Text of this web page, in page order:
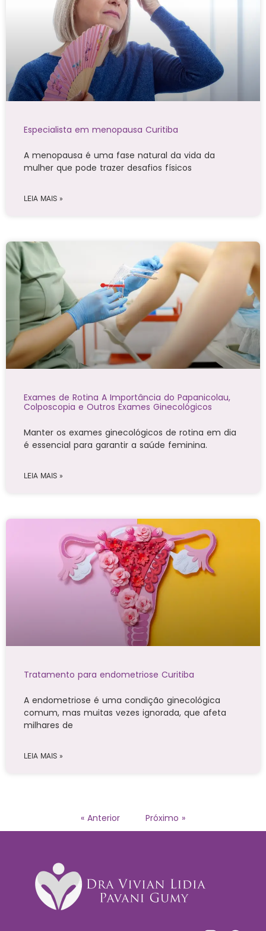
Especialista em menopausa Curitiba
A menopausa é uma fase natural da vida da
mulher que pode trazer desafios físicos
LEIA MAIS »
Exames de Rotina A Importância do Papanicolau,
Colposcopia e Outros Exames Ginecológicos
Manter os exames ginecológicos de rotina em dia
é essencial para garantir a saúde feminina.
LEIA MAIS »
Tratamento para endometriose Curitiba
A endometriose é uma condição ginecológica
comum, mas muitas vezes ignorada, que afeta
milhares de
LEIA MAIS »
« Anterior Próximo »